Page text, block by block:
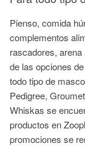
Pienso, comida
complementos
rascadores,
de las opciones
todo tipo de
Pedigree,
Whiskas se
productos en
promociones se